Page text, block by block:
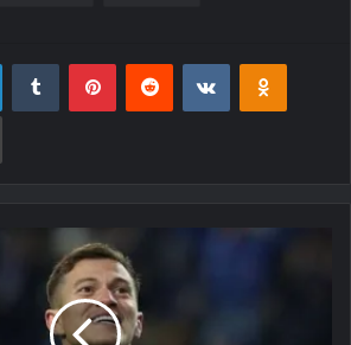
LinkedinTumblr PinterestReddit VK OK
Imprimir